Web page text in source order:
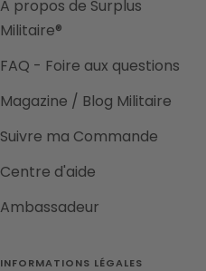
A propos de Surplus
Militaire®
FAQ - Foire aux questions
Magazine / Blog Militaire
Suivre ma Commande
Centre d'aide
Ambassadeur
INFORMATIONS LÉGALES